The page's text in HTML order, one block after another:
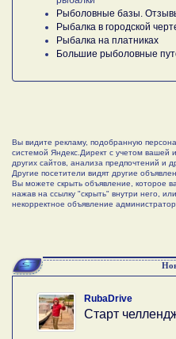
Рыболовные базы.
Рыбалка в городской
Рыбалка на платниках
Большие рыболовные
Вы видите рекламу, подобранную
системой Яндекс.Директ с учетом вашей
других сайтов, анализа предпочтений и
Другие посетители видят другие
Вы можете скрыть объявление, которое
нажав на ссылку "скрыть" внутри него, или
некорректное объявление
RubaDrive
Старт